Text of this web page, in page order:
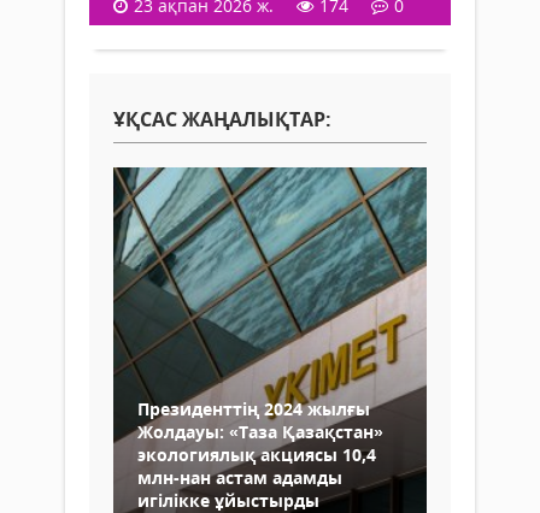
23 ақпан 2026 ж. 174 0
ҰҚСАС ЖАҢАЛЫҚТАР:
Президенттің 2024 жылғы
Жолдауы: «Таза Қазақстан»
экологиялық акциясы 10,4
млн-нан астам адамды
игілікке ұйыстырды